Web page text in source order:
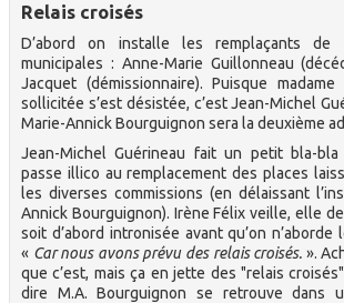
Relais croisés
D’abord on installe les remplaçants de
municipales : Anne-Marie Guillonneau
Jacquet (démissionnaire). Puisque
sollicitée s’est désistée, c’est Jean-Michel
Marie-Annick Bourguignon sera la deuxième
Jean-Michel Guérineau fait un petit bla-bla
passe illico au remplacement des places
les diverses commissions (en délaissant
Annick Bourguignon). Irène Félix veille, elle
soit d’abord intronisée avant qu’on n’aborde
« Car nous avons prévu des relais croisés. ».
que c’est, mais ça en jette des "relais
dire M.A. Bourguignon se retrouve dans